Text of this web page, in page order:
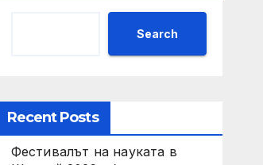
Search
Recent Posts
Фестивалът на науката в